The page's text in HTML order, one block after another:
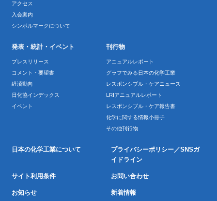
アクセス
入会案内
シンボルマークについて
発表・統計・イベント
プレスリリース
コメント・要望書
経済動向
日化協インデックス
イベント
刊行物
アニュアルレポート
グラフでみる日本の化学工業
レスポンシブル・ケアニュース
LRIアニュアルレポート
レスポンシブル・ケア報告書
化学に関する情報小冊子
その他刊行物
日本の化学工業について
プライバシーポリシー／SNSガ
イドライン
サイト利用条件 お問い合わせ
お知らせ 新着情報